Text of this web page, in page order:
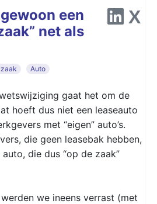
een
net als
Auto
gaat het om de
hoeft dus niet een leaseauto
met “eigen” auto’s.
die geen leasebak hebben,
die dus “op de zaak”
we ineens verrast (met